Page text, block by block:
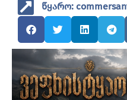
წყარო: